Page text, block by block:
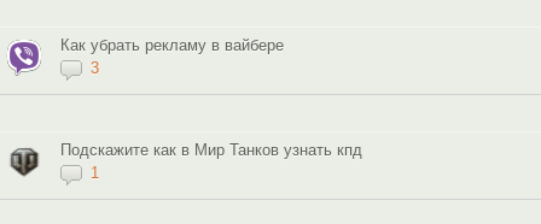
Как убрать рекламу в вайбере
3
Подскажите как в Мир Танков узнать кпд
1